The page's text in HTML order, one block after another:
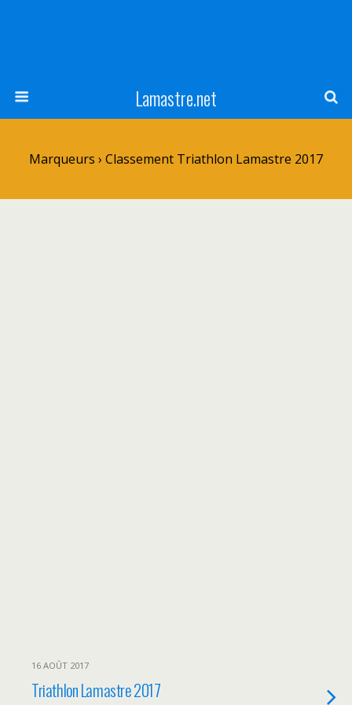
Lamastre.net
Marqueurs › Classement Triathlon Lamastre 2017
16 AOÛT 2017
Triathlon Lamastre 2017